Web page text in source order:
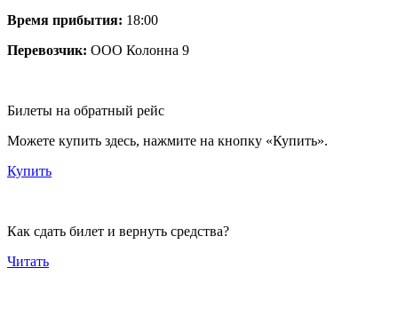
Время прибытия: 18:00
Перевозчик: ООО Колонна 9
Билеты на обратный рейс
Можете купить здесь, нажмите на кнопку «Купить».
Купить
Как сдать билет и вернуть средства?
Читать